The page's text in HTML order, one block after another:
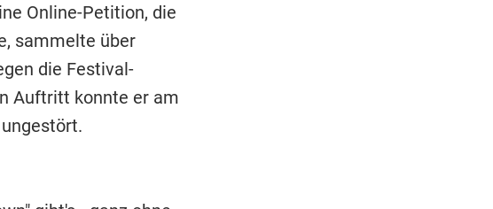
Online-Petition, die
sammelte über
die Festival-
Auftritt konnte er am